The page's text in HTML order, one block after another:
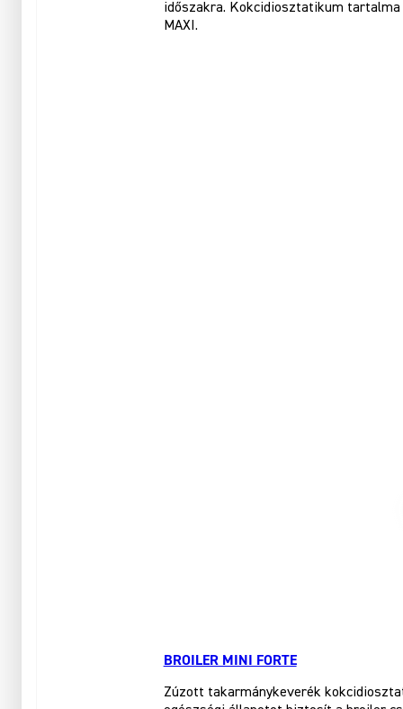
időszakra. Kokcidiosztatikum
MAXI.
BROILER MINI FORTE
Zúzott takarmánykeverék